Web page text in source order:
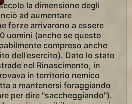
la dimensione degli
ad aumentare
forze arrivarono a essere
uomini (anche se questo
compreso anche
dell'esercito). Dato lo stato
nel Rinascimento, in
in territorio nemico
a mantenersi foraggiando
per dire "saccheggiando").